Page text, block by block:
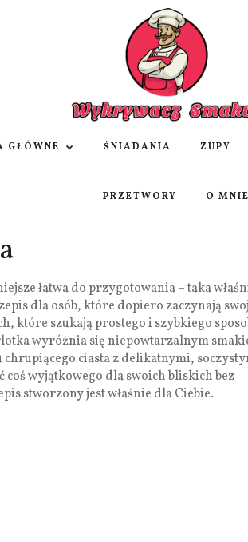
GŁÓWNE ŚNIADANIA ZUPY
PRZETWORY O MNIE
łatwa do przygotowania – taka
dla osób, które dopiero zaczynają
które szukają prostego i szybkiego
wyróżnia się niepowtarzalnym
ciasta z delikatnymi,
coś wyjątkowego dla swoich bliskich bez
stworzony jest właśnie dla Ciebie.